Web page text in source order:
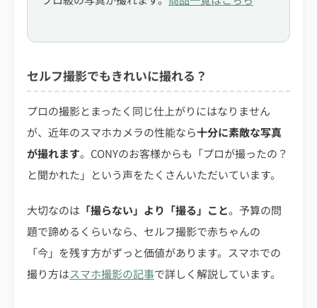
セルフ撮影でもきれいに撮れる？
プロの撮影とまったく同じ仕上がりにはなりません
が、近年のスマホカメラの性能なら十分に素敵な写真
が撮れます。CONYのお客様からも「プロが撮ったの？
と聞かれた」という声をたくさんいただいています。
大切なのは 「撮らない」より「撮る」こと。予算の問
題で諦めるくらいなら、セルフ撮影で赤ちゃんの
「今」を残す方がずっと価値があります。スマホでの
撮り方はスマホ撮影の記事で詳しく解説しています。